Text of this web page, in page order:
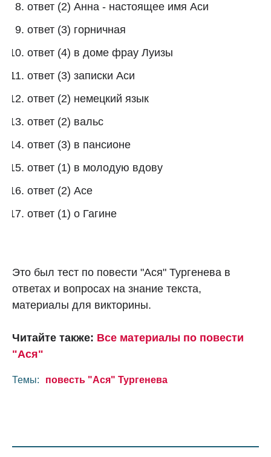
ответ (2) Анна - настоящее имя Аси
ответ (3) горничная
ответ (4) в доме фрау Луизы
ответ (3) записки Аси
ответ (2) немецкий язык
ответ (2) вальс
ответ (3) в пансионе
ответ (1) в молодую вдову
ответ (2) Асе
ответ (1) о Гагине
Это был тест по повести "Ася" Тургенева в
ответах и вопросах на знание текста,
материалы для викторины.
Читайте также: Все материалы по повести
"Ася"
Темы: повесть "Ася" Тургенева